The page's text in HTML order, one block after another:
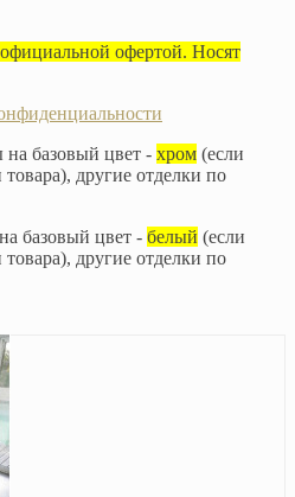
офертой. Носят
базовый цвет - хром (если
другие отделки по
базовый цвет - белый (если
другие отделки по